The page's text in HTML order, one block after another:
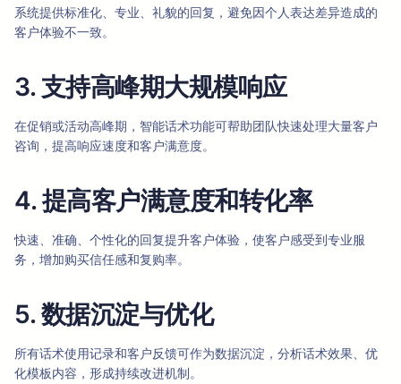
系统提供标准化、专业、礼貌的回复，避免因个人表达差异造成的
客户体验不一致。
3. 支持高峰期大规模响应
在促销或活动高峰期，智能话术功能可帮助团队快速处理大量客户
咨询，提高响应速度和客户满意度。
4. 提高客户满意度和转化率
快速、准确、个性化的回复提升客户体验，使客户感受到专业服
务，增加购买信任感和复购率。
5. 数据沉淀与优化
所有话术使用记录和客户反馈可作为数据沉淀，分析话术效果、优
化模板内容，形成持续改进机制。